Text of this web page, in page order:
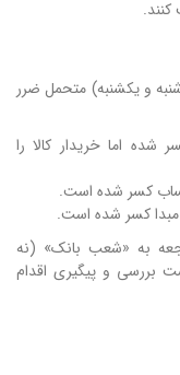
و یکشنبه) متحمل ضرر
اما خریدار کالا را
کسر شده است.
مبدا کسر شده است.
به «شعب بانک» (نه
بررسی و پیگیری اقدام